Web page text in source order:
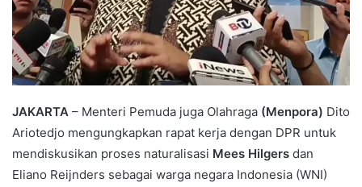
i
JAKARTA – Menteri Pemuda juga Olahraga (Menpora) Dito
Ariotedjo mengungkapkan rapat kerja dengan DPR untuk
mendiskusikan proses naturalisasi Mees Hilgers dan
Eliano Reijnders sebagai warga negara Indonesia (WNI)